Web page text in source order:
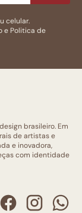
celular.
e Politica de
brasileiro. Em
de artistas e
e inovadora,
com identidade